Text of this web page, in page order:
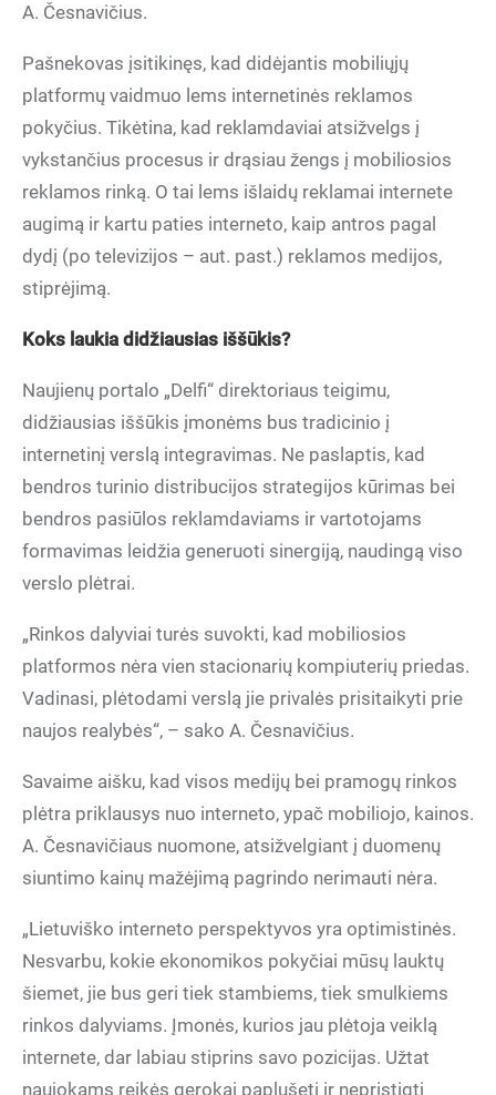
A. Česnavičius.
Pašnekovas įsitikinęs, kad didėjantis mobiliųjų
platformų vaidmuo lems internetinės reklamos
pokyčius. Tikėtina, kad reklamdaviai atsižvelgs į
vykstančius procesus ir drąsiau žengs į mobiliosios
reklamos rinką. O tai lems išlaidų reklamai internete
augimą ir kartu paties interneto, kaip antros pagal
dydį (po televizijos – aut. past.) reklamos medijos,
stiprėjimą.
Koks laukia didžiausias iššūkis?
Naujienų portalo „Delfi“ direktoriaus teigimu,
didžiausias iššūkis įmonėms bus tradicinio į
internetinį verslą integravimas. Ne paslaptis, kad
bendros turinio distribucijos strategijos kūrimas bei
bendros pasiūlos reklamdaviams ir vartotojams
formavimas leidžia generuoti sinergiją, naudingą viso
verslo plėtrai.
„Rinkos dalyviai turės suvokti, kad mobiliosios
platformos nėra vien stacionarių kompiuterių priedas.
Vadinasi, plėtodami verslą jie privalės prisitaikyti prie
naujos realybės“, – sako A. Česnavičius.
Savaime aišku, kad visos medijų bei pramogų rinkos
plėtra priklausys nuo interneto, ypač mobiliojo, kainos.
A. Česnavičiaus nuomone, atsižvelgiant į duomenų
siuntimo kainų mažėjimą pagrindo nerimauti nėra.
„Lietuviško interneto perspektyvos yra optimistinės.
Nesvarbu, kokie ekonomikos pokyčiai mūsų lauktų
šiemet, jie bus geri tiek stambiems, tiek smulkiems
rinkos dalyviams. Įmonės, kurios jau plėtoja veiklą
internete, dar labiau stiprins savo pozicijas. Užtat
naujokams reikės gerokai paplušeti ir nepristigti